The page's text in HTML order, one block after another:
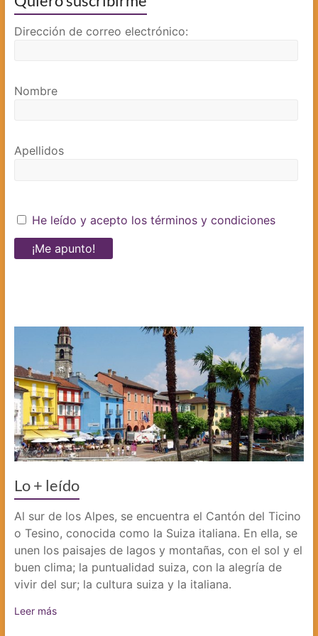
Dirección de correo electrónico:
Nombre
Apellidos
He leído y acepto los términos y condiciones
Lo + leído
Al sur de los Alpes, se encuentra el Cantón del Ticino
o Tesino, conocida como la Suiza italiana. En ella, se
unen los paisajes de lagos y montañas, con el sol y el
buen clima; la puntualidad suiza, con la alegría de
vivir del sur; la cultura suiza y la italiana.
Leer más